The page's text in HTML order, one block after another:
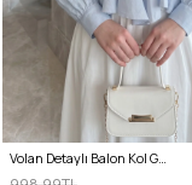
Volan Detaylı Balon Kol Gömlek Y0095 - BEBE MAVİSİ